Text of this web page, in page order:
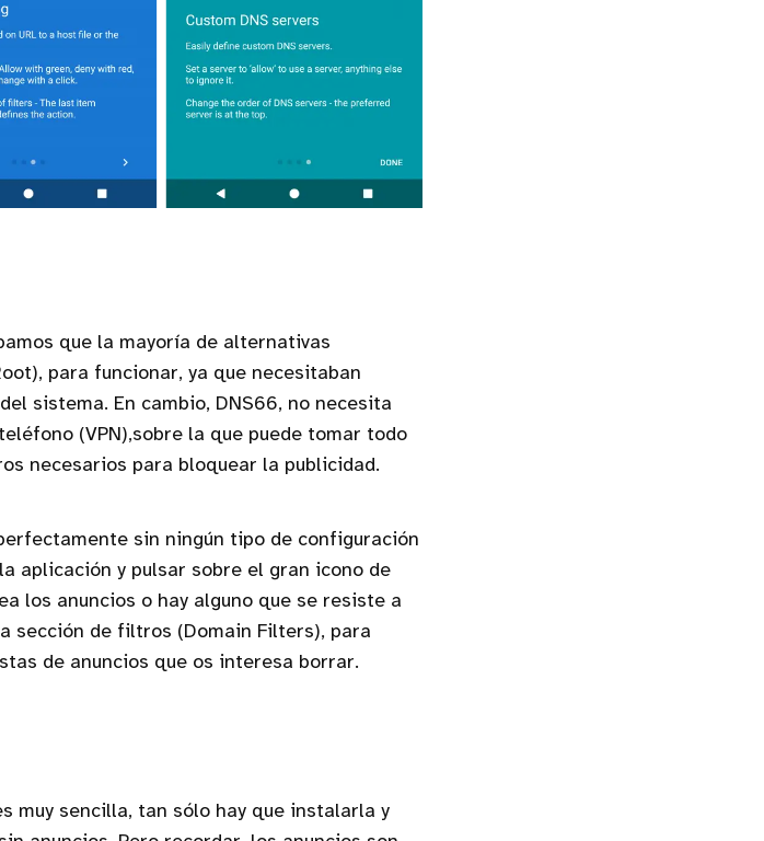
que la mayoría de alternativas
para funcionar, ya que necesitaban
sistema. En cambio, DNS66, no necesita
(VPN),sobre la que puede tomar todo
necesarios para bloquear la publicidad.
sin ningún tipo de configuración
aplicación y pulsar sobre el gran icono de
los anuncios o hay alguno que se resiste a
sección de filtros (Domain Filters), para
de anuncios que os interesa borrar.
muy sencilla, tan sólo hay que instalarla y